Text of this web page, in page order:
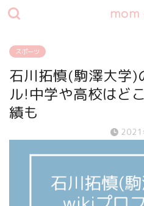
mom
スポーツ
石川拓慎(駒澤大学
ル!中学や高校はど
績も
2021